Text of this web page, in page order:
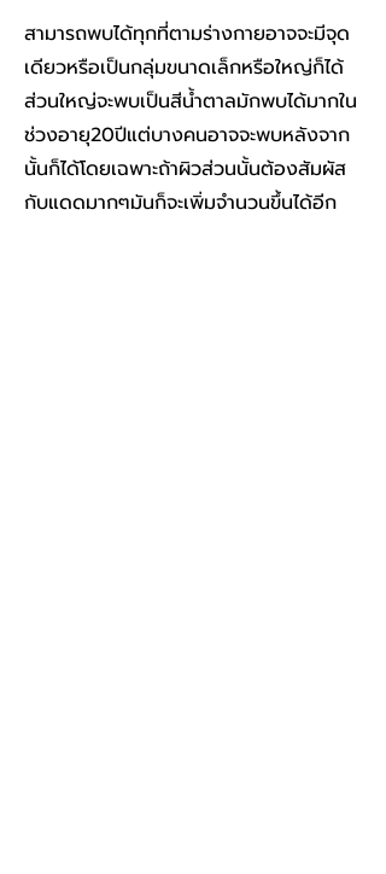
สามารถพบได้ทุกที่ตามร่างกายอาจจะมีจุด
เดียวหรือเป็นกลุ่มขนาดเล็กหรือใหญ่ก็ได้
ส่วนใหญ่จะพบเป็นสีน้ำตาลมักพบได้มากใน
ช่วงอายุ20ปีแต่บางคนอาจจะพบหลังจาก
นั้นก็ได้โดยเฉพาะถ้าผิวส่วนนั้นต้องสัมผัส
กับแดดมากๆมันก็จะเพิ่มจำนวนขึ้นได้อีก